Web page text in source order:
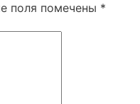
поля помечены *